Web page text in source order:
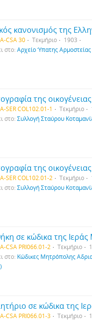
CSA 30 Τεκμήριο
1903
στο: Αρχείο Ύπατης
SER COL102.01-1 Τεκμήριο
στο: Συλλογή Σταύρου
SER COL102.01-2 Τεκμήριο
στο: Συλλογή Σταύρου
CSA PRI066.01-2 Τεκμήριο
στο: Κώδικες Μητρόπολης
CSA PRI066.01-3 Τεκμήριο